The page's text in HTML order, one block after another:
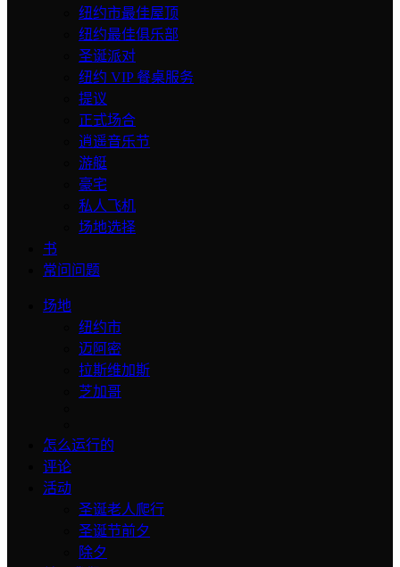
纽约市最佳屋顶
纽约最佳俱乐部
圣诞派对
纽约 VIP 餐桌服务
提议
正式场合
逍遥音乐节
游艇
豪宅
私人飞机
场地选择
书
常问问题
场地
纽约市
迈阿密
拉斯维加斯
芝加哥
怎么运行的
评论
活动
圣诞老人爬行
圣诞节前夕
除夕